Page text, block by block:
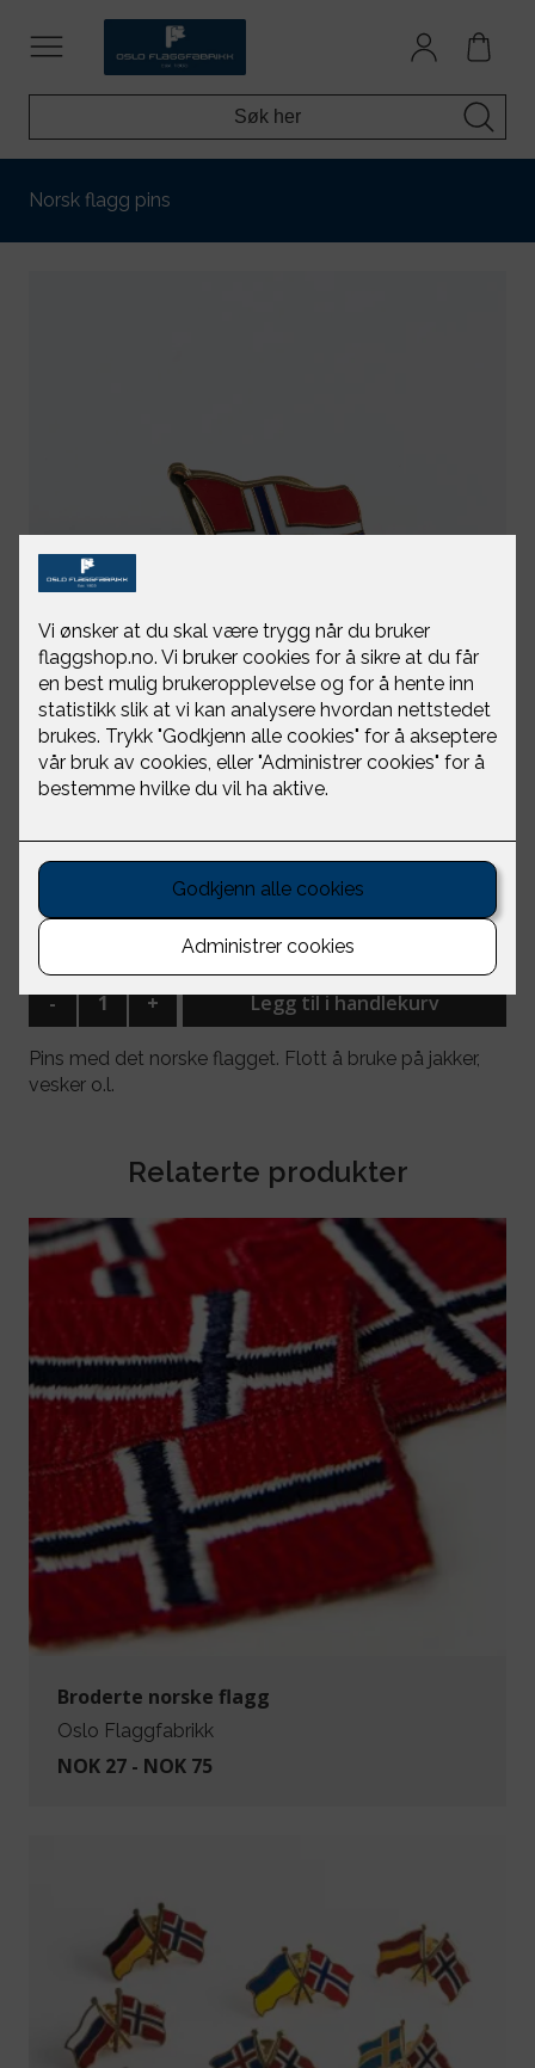
Norsk flagg pins
Norsk flagg pins
Oslo Flaggfabrikk
- + Legg til i handlekurv
Pins med det norske flagget. Flott å bruke på jakker,
vesker o.l.
Relaterte produkter
Broderte norske flagg
Oslo Flaggfabrikk
NOK 27 - NOK 75